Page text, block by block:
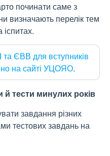
починати саме з
визначають перелік тем
іспитах.
та ЄВВ для вступників
на сайті УЦОЯО.
й тести минулих років
завдання різних
тестових завдань на